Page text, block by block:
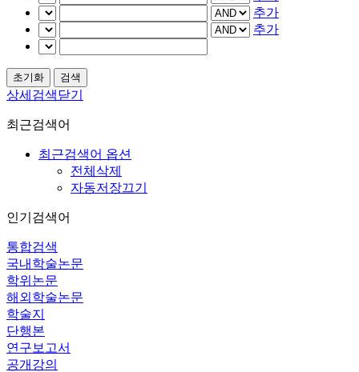
추가
추가
상세검색닫기
최근검색어
최근검색어 옵션
전체삭제
자동저장끄기
인기검색어
통합검색
국내학술논문
학위논문
해외학술논문
학술지
단행본
연구보고서
공개강의